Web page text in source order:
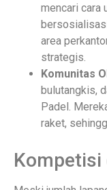
mencari cara
area
strategis.
Komunitas
bulutangkis,
Padel.
raket,